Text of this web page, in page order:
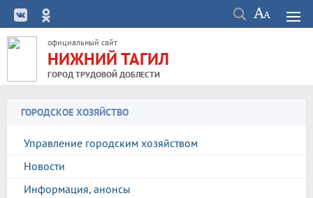
официальный сайт
НИЖНИЙ ТАГИЛ
ГОРОД ТРУДОВОЙ ДОБЛЕСТИ
ГОРОДСКОЕ ХОЗЯЙСТВО
Управление городским хозяйством
Новости
Информация, анонсы